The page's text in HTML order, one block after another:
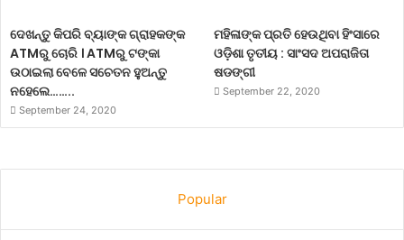
14thoctober dailyhoroscope
horoscope october2020
ଦେଖନ୍ତୁ କିପରି ବ୍ୟାଙ୍କ ଗ୍ରାହକଙ୍କ
ATMରୁ ଚୋରି । ATMରୁ ଟଙ୍କା
ଉଠାଇଲା ବେଳେ ସଚେତନ ହୁଅନ୍ତୁ
ନହେଲେ……..
September 24, 2020
ମହିଳାଙ୍କ ପ୍ରତି ହେଉଥିବା ହିଂସାରେ
ଓଡ଼ିଶା ତୃତୀୟ : ସାଂସଦ ଅପରାଜିତା
ଷଡଙ୍ଗୀ
September 22, 2020
Popular